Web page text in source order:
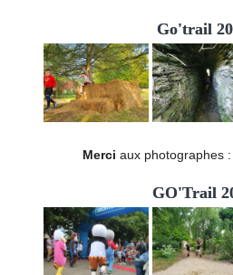
Go'trail
Merci aux photographes
GO'Trail